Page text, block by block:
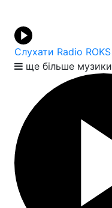
Слухати Radio ROKS
ще більше музики